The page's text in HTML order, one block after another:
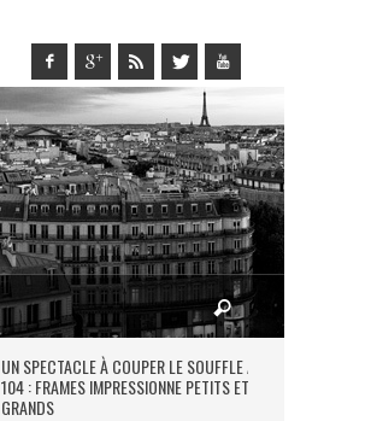
UN SPECTACLE À COUPER LE SOUFFLE AU
104 : FRAMES IMPRESSIONNE PETITS ET
GRANDS